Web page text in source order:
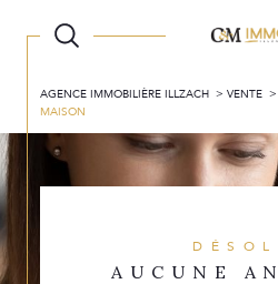
AGENCE IMMOBILIÈRE ILLZACH VENTE
MAISON
AUCUNE